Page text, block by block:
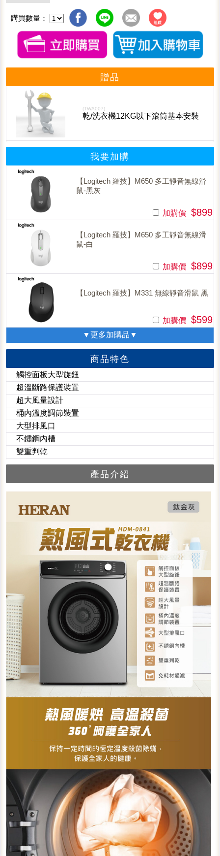
購買數量：
贈品
(TWA007)
乾/洗衣機12KG以下滾筒基本安裝
我要加購
【Logitech 羅技】M650 多工靜音無線滑
鼠-黑灰
加購價 $899
【Logitech 羅技】M650 多工靜音無線滑
鼠-白
加購價 $899
【Logitech 羅技】M331 無線靜音滑鼠 黑
加購價 $599
▼更多加購品▼
商品特色
觸控面板大型旋鈕
超溫斷路保護裝置
超大風量設計
桶內溫度調節裝置
大型排風口
不鏽鋼內槽
雙重判乾
產品介紹